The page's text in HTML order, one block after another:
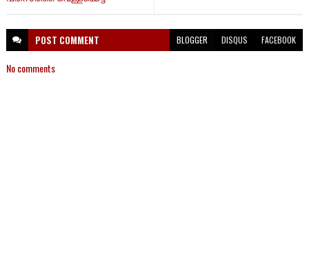
POST COMMENT BLOGGER DISQUS FACEBOOK
No comments